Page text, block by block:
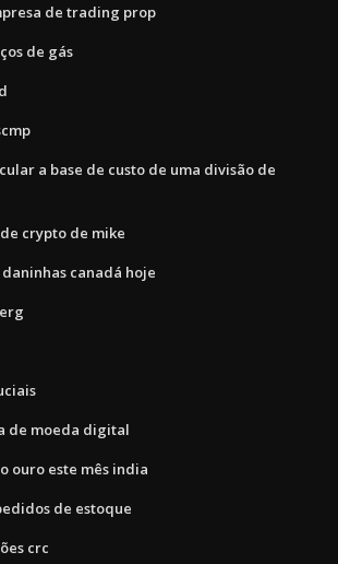
de trading prop
de gás
a base de custo de uma divisão de
crypto de mike
canadá hoje
de moeda digital
ouro este mês india
de estoque
crc